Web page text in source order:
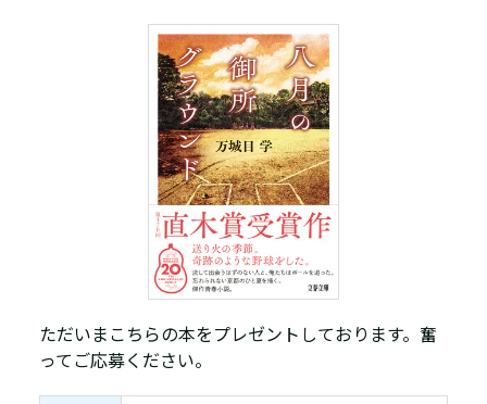
ただいまこちらの本をプレゼントしております。奮
ってご応募ください。